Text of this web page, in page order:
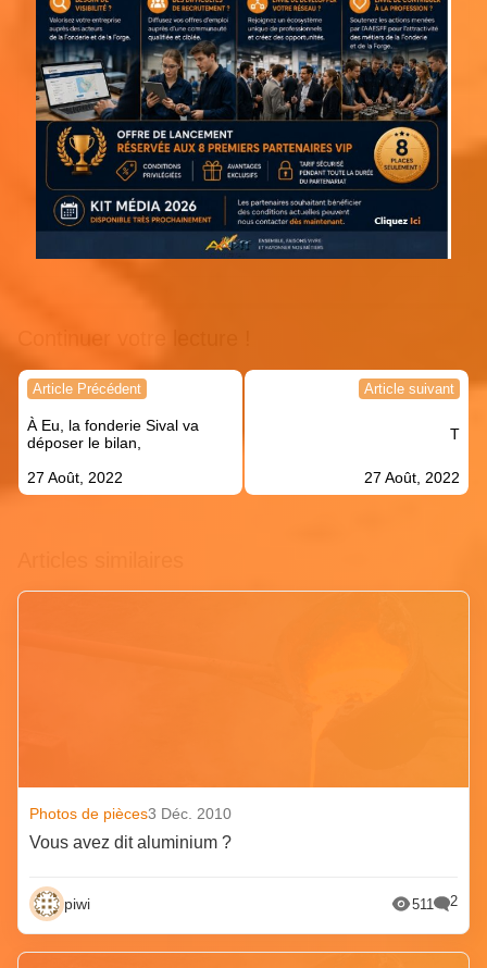
Navigation
de
l’article
Article Précédent
À Eu, la fonderie Sival va
déposer le bilan,
27 Août, 2022
Article suivant
T
27 Août, 2022
Photos de pièces3 Déc. 2010
Vous avez dit aluminium ?
piwi 511 2